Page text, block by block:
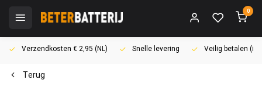
0
Verzendkosten € 2,95 (NL) Snelle levering Veilig betalen
Terug